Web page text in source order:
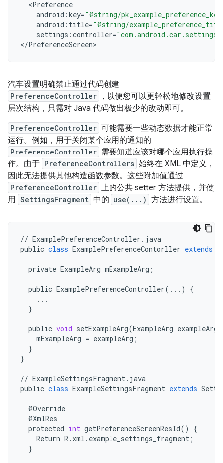
<Preference
android :key="@string/
android : title="@string/
settings :controller=
</PreferenceScreen>
汽车设置明确禁止通过代码创建
PreferenceController
，以便您可以更轻松地修改设置
层次结构，只需对 Java 代码做出极少的改动即可。
PreferenceController 可能需要一些动态数据才能正常
运行。例如，用于关闭某个应用的通知的
PreferenceController 需要知道应该对哪个应用执行操
作。由于 PreferenceControllers 始终在 XML 中定义，
因此无法提供其他构造函数参数。这些附加值通过
PreferenceController 上的公共 setter 方法提供，并使
用 SettingsFragment 中的 use(...) 方法进行设置。
// ExamplePreferenceController . java
public class ExamplePreferenceContorller extends
private ExampleArg mExampleArg ;
public ExamplePreferenceController( ... )
{
...
}
public void setExampleArg(ExampleArg exampleArg
mExampleArg = exampleArg ;
}
}
// ExampleSettingsFragment. java
public class ExampleSettingsFragment extends
@Override
@XmlRes
protected int getPreferenceScreenResId()
{
Return R . xml . example_settings_fragment ;
}